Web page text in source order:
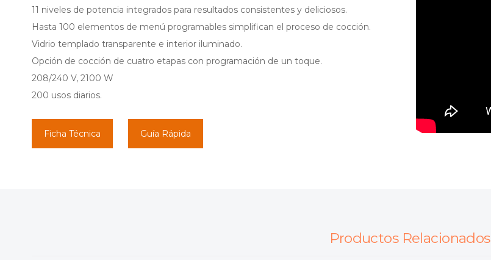
11 niveles de potencia integrados para resultados consistentes y deliciosos.
Hasta 100 elementos de menú programables simplifican el proceso de cocción.
Vidrio templado transparente e interior iluminado.
Opción de cocción de cuatro etapas con programación de un toque.
208/240 V, 2100 W
200 usos diarios.
Ficha Técnica Guía Rápida
Productos Relacionados